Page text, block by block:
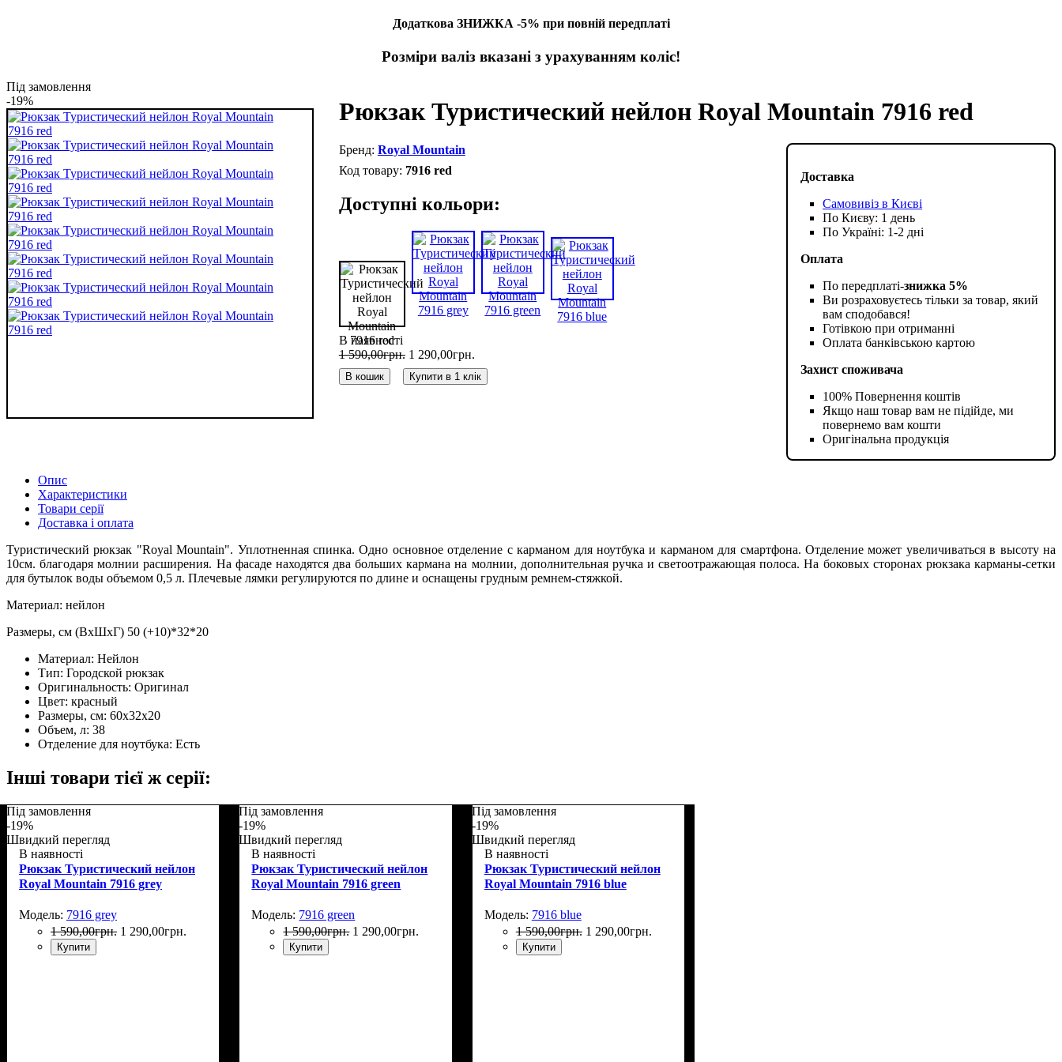
Додаткова ЗНИЖКА -5% при повній передплаті
Розміри валіз вказані з урахуванням коліс!
Під замовлення
-19%
Рюкзак Туристический нейлон Royal Mountain 7916 red
Доставка
Самовивіз в Києві
По Києву: 1 день
По Україні: 1-2 дні
Оплата
По передплаті-знижка 5%
Ви розраховуєтесь тільки за товар, який
вам сподобався!
Готівкою при отриманні
Оплата банківською картою
Захист споживача
100% Повернення коштів
Якщо наш товар вам не підійде, ми
повернемо вам кошти
Оригінальна продукція
Royal Mountain
7916 red
Доступні кольори:
В наявності
1 590,00грн. 1 290,00грн.
В кошик Купити в 1 клік
Опис
Характеристики
Товари серії
Доставка і оплата
Туристический рюкзак "Royal Mountain". Уплотненная спинка. Одно основное отделение с карманом для ноутбука и карманом для смартфона. Отделение может увеличиваться в высоту на
10см. благодаря молнии расширения. На фасаде находятся два больших кармана на молнии, дополнительная ручка и светоотражающая полоса. На боковых сторонах рюкзака карманы-сетки
для бутылок воды объемом 0,5 л. Плечевые лямки регулируются по длине и оснащены грудным ремнем-стяжкой.
Материал: нейлон
Размеры, см (ВхШхГ) 50 (+10)*32*20
Материал: Нейлон
Тип: Городской рюкзак
Оригинальность: Оригинал
Цвет: красный
Размеры, см: 60х32х20
Объем, л: 38
Отделение для ноутбука: Есть
Інші товари тієї ж серії:
Під замовлення
-19%
Швидкий перегляд
В наявності
Рюкзак Туристический нейлон
Royal Mountain 7916 grey
Модель: 7916 grey
1 590,00грн. 1 290,00грн.
Купити
Під замовлення
-19%
Швидкий перегляд
В наявності
Рюкзак Туристический нейлон
Royal Mountain 7916 green
Модель: 7916 green
1 590,00грн. 1 290,00грн.
Купити
Під замовлення
-19%
Швидкий перегляд
В наявності
Рюкзак Туристический нейлон
Royal Mountain 7916 blue
Модель: 7916 blue
1 590,00грн. 1 290,00грн.
Купити